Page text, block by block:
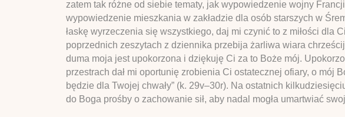
zatem tak różne od siebie tematy, jak wypowiedzenie wojny
wypowiedzenie mieszkania w zakładzie dla osób starszych w
łaskę wyrzeczenia się wszystkiego, daj mi czynić to z miłości dla
poprzednich zeszytach z dziennika przebija żarliwa wiara
duma moja jest upokorzona i dziękuję Ci za to Boże mój.
przestrach dał mi oportunię zrobienia Ci ostatecznej ofiary, o
będzie dla Twojej chwały” (k. 29v–30r). Na ostatnich
do Boga prośby o zachowanie sił, aby nadal mogła umartwiać